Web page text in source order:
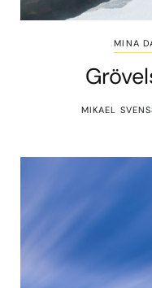
MINA
MIKAEL